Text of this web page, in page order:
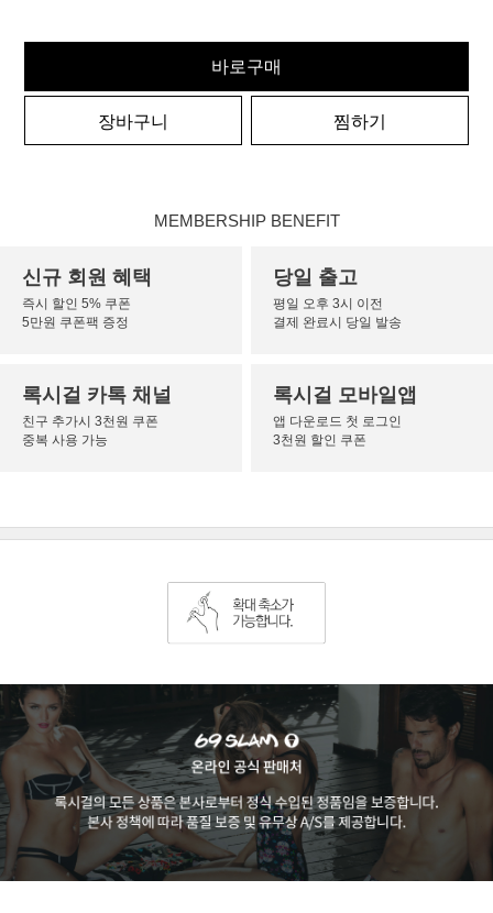
바로구매
장바구니 찜하기
MEMBERSHIP BENEFIT
신규 회원 혜택
즉시 할인 5% 쿠폰
5만원 쿠폰팩 증정
당일 출고
평일 오후 3시 이전
결제 완료시 당일 발송
록시걸 카톡 채널
친구 추가시 3천원 쿠폰
중복 사용 가능
록시걸 모바일앱
앱 다운로드 첫 로그인
3천원 할인 쿠폰